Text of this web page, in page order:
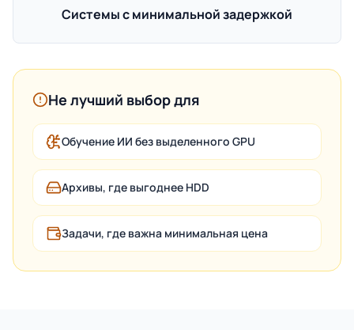
Системы с минимальной задержкой
Не лучший выбор для
Обучение ИИ без выделенного GPU
Архивы, где выгоднее HDD
Задачи, где важна минимальная цена